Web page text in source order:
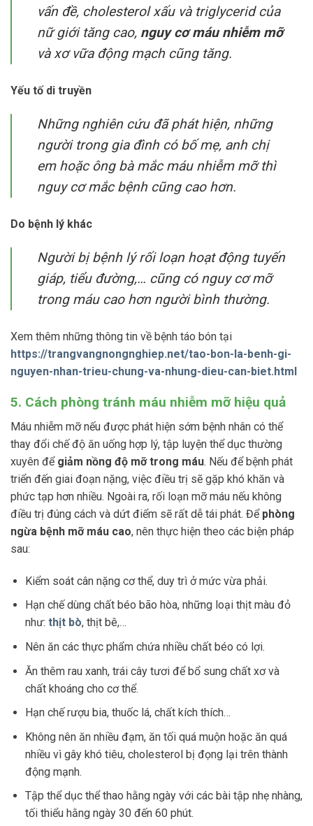
vấn đề, cholesterol xấu và triglycerid của
nữ giới tăng cao, nguy cơ máu nhiễm mỡ
và xơ vữa động mạch cũng tăng.
Yếu tố di truyền
Những nghiên cứu đã phát hiện, những
người trong gia đình có bố mẹ, anh chị
em hoặc ông bà mắc máu nhiễm mỡ thì
nguy cơ mắc bệnh cũng cao hơn.
Do bệnh lý khác
Người bị bệnh lý rối loạn hoạt động tuyến
giáp, tiểu đường,… cũng có nguy cơ mỡ
trong máu cao hơn người bình thường.
Xem thêm những thông tin về bệnh táo bón tại
https://trangvangnongnghiep.net/tao-bon-la-benh-gi-
nguyen-nhan-trieu-chung-va-nhung-dieu-can-biet.html
5. Cách phòng tránh máu nhiễm mỡ hiệu quả
Máu nhiễm mỡ nếu được phát hiện sớm bệnh nhân có thể
thay đổi chế độ ăn uống hợp lý, tập luyện thể dục thường
xuyên để giảm nồng độ mỡ trong máu. Nếu để bệnh phát
triển đến giai đoạn nặng, việc điều trị sẽ gặp khó khăn và
phức tạp hơn nhiều. Ngoài ra, rối loạn mỡ máu nếu không
điều trị đúng cách và dứt điểm sẽ rất dễ tái phát. Để phòng
ngừa bệnh mỡ máu cao, nên thực hiện theo các biện pháp
sau:
Kiểm soát cân nặng cơ thể, duy trì ở mức vừa phải.
Hạn chế dùng chất béo bão hòa, những loại thịt màu đỏ
như: thịt bò, thịt bê,…
Nên ăn các thực phẩm chứa nhiều chất béo có lợi.
Ăn thêm rau xanh, trái cây tươi để bổ sung chất xơ và
chất khoáng cho cơ thể.
Hạn chế rượu bia, thuốc lá, chất kích thích…
Không nên ăn nhiều đạm, ăn tối quá muộn hoặc ăn quá
nhiều vì gây khó tiêu, cholesterol bị đọng lại trên thành
động mạnh.
Tập thể dục thể thao hằng ngày với các bài tập nhẹ nhàng,
tối thiểu hằng ngày 30 đến 60 phút.